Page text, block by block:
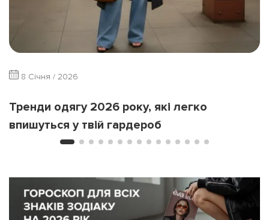
8 Січня / 2026
Тренди одягу 2026 року, які легко
впишуться у твій гардероб